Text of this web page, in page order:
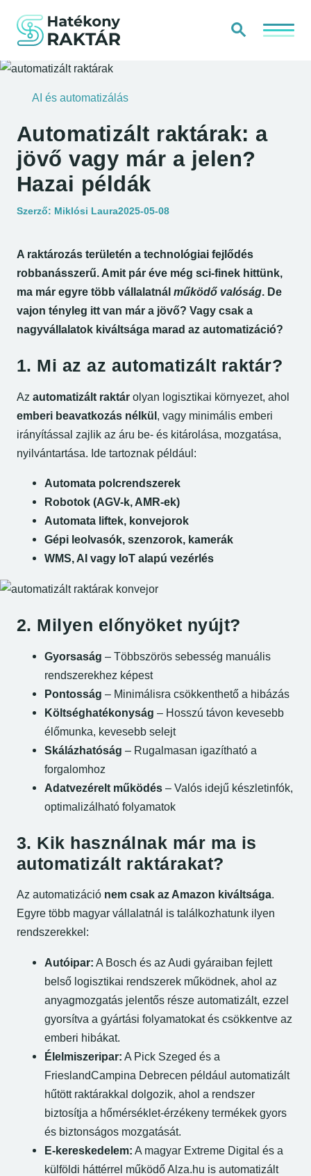
Kezdőlap Kiemelt
Keresés
IMPRESSZUM
AI és automatizálás
Automatizált raktárak: a
jövő vagy már a jelen?
Hazai példák
Szerző: Miklósi LauraMegjelent:
2025-05-08
A raktározás területén a technológiai fejlődés
robbanásszerű. Amit pár éve még sci-finek hittünk,
ma már egyre több vállalatnál működő valóság. De
vajon tényleg itt van már a jövő? Vagy csak a
nagyvállalatok kiváltsága marad az automatizáció?
1. Mi az az automatizált raktár?
Az automatizált raktár olyan logisztikai környezet, ahol
emberi beavatkozás nélkül, vagy minimális emberi
irányítással zajlik az áru be- és kitárolása, mozgatása,
nyilvántartása. Ide tartoznak például:
Automata polcrendszerek
Robotok (AGV-k, AMR-ek)
Automata liftek, konvejorok
Gépi leolvasók, szenzorok, kamerák
WMS, AI vagy IoT alapú vezérlés
2. Milyen előnyöket nyújt?
Gyorsaság – Többszörös sebesség manuális
rendszerekhez képest
Pontosság – Minimálisra csökkenthető a hibázás
Költséghatékonyság – Hosszú távon kevesebb
élőmunka, kevesebb selejt
Skálázhatóság – Rugalmasan igazítható a
forgalomhoz
Adatvezérelt működés – Valós idejű készletinfók,
optimalizálható folyamatok
3. Kik használnak már ma is
automatizált raktárakat?
Az automatizáció nem csak az Amazon kiváltsága.
Egyre több magyar vállalatnál is találkozhatunk ilyen
rendszerekkel:
Autóipar: A Bosch és az Audi gyáraiban fejlett
belső logisztikai rendszerek működnek, ahol az
anyagmozgatás jelentős része automatizált, ezzel
gyorsítva a gyártási folyamatokat és csökkentve az
emberi hibákat.
Élelmiszeripar: A Pick Szeged és a
FrieslandCampina Debrecen például automatizált
hűtött raktárakkal dolgozik, ahol a rendszer
biztosítja a hőmérséklet-érzékeny termékek gyors
és biztonságos mozgatását.
E-kereskedelem: A magyar Extreme Digital és a
külföldi háttérrel működő Alza.hu is automatizált